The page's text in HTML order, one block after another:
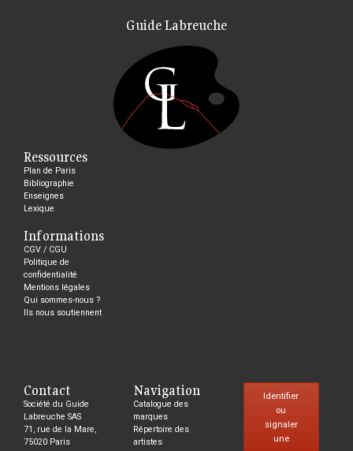
Guide Labreuche
Ressources
Plan de Paris
Bibliographie
Enseignes
Lexique
Informations
CGV / CGU
Politique de
confidentialité
Mentions légales
Qui sommes-nous ?
Ils nous soutiennent
Contact
Société du Guide
Labreuche SAS
71, rue de la Mare,
75020 Paris
Navigation
Catalogue des
marques
Répertoire des
artistes
Identifier
ou
signaler
une